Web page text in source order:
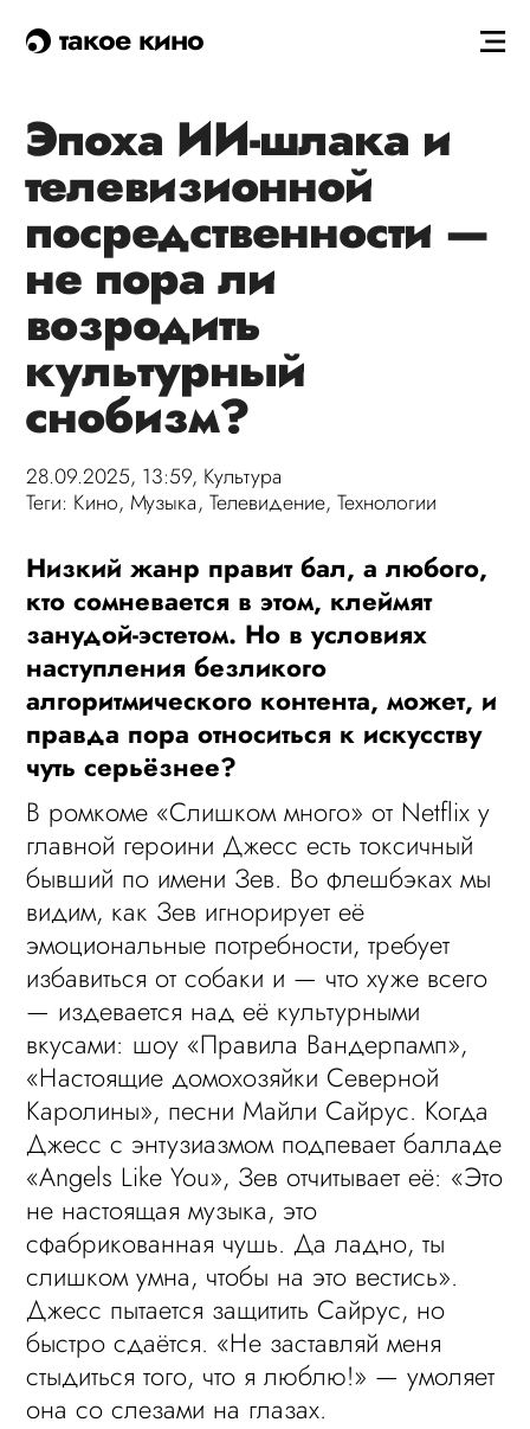
такое кино
Эпоха ИИ-шлака и
телевизионной
посредственности —
не пора ли
возродить
культурный
снобизм?
28.09.2025, 13:59, Культура
Теги: Кино,Музыка,Телевидение,Технологии
Низкий жанр правит бал, а любого,
кто сомневается в этом, клеймят
занудой-эстетом. Но в условиях
наступления безликого
алгоритмического контента, может, и
правда пора относиться к искусству
чуть серьёзнее?
В ромкоме «Слишком много» от Netflix у
главной героини Джесс есть токсичный
бывший по имени Зев. Во флешбэках мы
видим, как Зев игнорирует её
эмоциональные потребности, требует
избавиться от собаки и — что хуже всего
— издевается над её культурными
вкусами: шоу «Правила Вандерпамп»,
«Настоящие домохозяйки Северной
Каролины», песни Майли Сайрус. Когда
Джесс с энтузиазмом подпевает балладе
«Angels Like You», Зев отчитывает её: «Это
не настоящая музыка, это
сфабрикованная чушь. Да ладно, ты
слишком умна, чтобы на это вестись».
Джесс пытается защитить Сайрус, но
быстро сдаётся. «Не заставляй меня
стыдиться того, что я люблю!» — умоляет
она со слезами на глазах.